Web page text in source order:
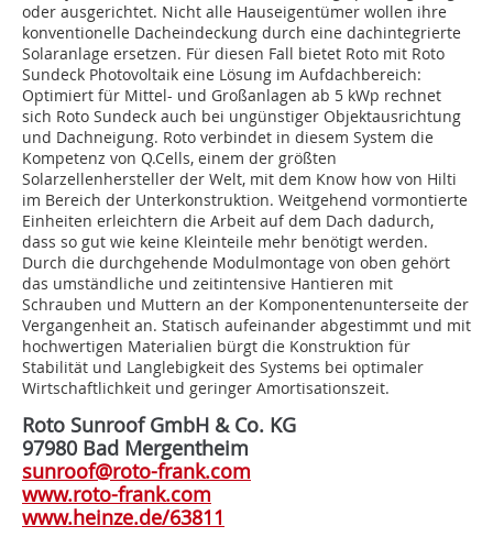
oder ausgerichtet. Nicht alle Hauseigentümer wollen ihre
konventionelle Dacheindeckung durch eine dachintegrierte
Solaranlage ersetzen. Für diesen Fall bietet Roto mit Roto
Sundeck Photovoltaik eine Lösung im Aufdachbereich:
Optimiert für Mittel- und Großanlagen ab 5 kWp rechnet
sich Roto Sundeck auch bei ungünstiger Objektausrichtung
und Dachneigung. Roto verbindet in diesem System die
Kompetenz von Q.Cells, einem der größten
Solarzellenhersteller der Welt, mit dem Know how von Hilti
im Bereich der Unterkonstruktion. Weitgehend vormontierte
Einheiten erleichtern die Arbeit auf dem Dach dadurch,
dass so gut wie keine Kleinteile mehr benötigt werden.
Durch die durchgehende Modulmontage von oben gehört
das umständliche und zeitintensive Hantieren mit
Schrauben und Muttern an der Komponentenunterseite der
Vergangenheit an. Statisch aufeinander abgestimmt und mit
hochwertigen Materialien bürgt die Konstruktion für
Stabilität und Langlebigkeit des Systems bei optimaler
Wirtschaftlichkeit und geringer Amortisationszeit.
Roto Sunroof GmbH & Co. KG
97980 Bad Mergentheim
sunroof@roto-frank.com
www.roto-frank.com
www.heinze.de/63811